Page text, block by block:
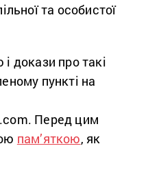
та особистої
докази про такі
пункті на
Перед цим
пам’яткою, як